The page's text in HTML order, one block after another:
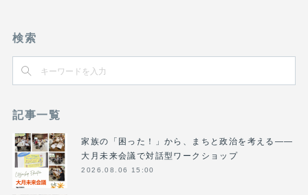
検索
記事一覧
家族の「困った！」から、まちと政治を考える――
大月未来会議で対話型ワークショップ
2026.08.06 15:00